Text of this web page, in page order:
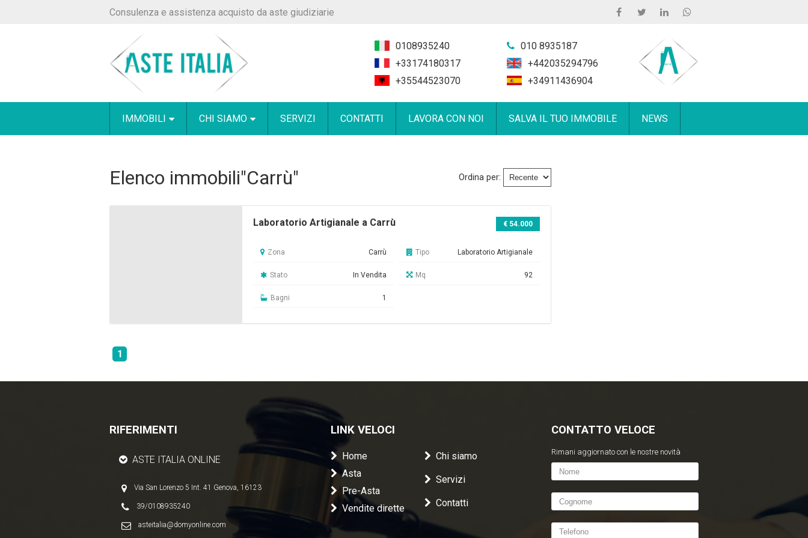
Consulenza e assistenza acquisto da aste giudiziarie
0108935240
+33174180317
+35544523070
010 8935187
+442035294796
+34911436904
IMMOBILI CHI SIAMO SERVIZI CONTATTI LAVORA CON NOI SALVA IL TUO IMMOBILE NEWS
Elenco immobili"Carrù" Ordina per:
Laboratorio Artigianale a Carrù € 54.000
Zona Carrù Tipo Laboratorio Artigianale
Stato In Vendita Mq 92
Bagni 1
1
RIFERIMENTI
ASTE ITALIA ONLINE
Via San Lorenzo 5 Int. 41 Genova, 16123
39/0108935240
asteitalia@domyonline.com
LINK VELOCI
Home
Asta
Pre-Asta
Vendite dirette
Chi siamo
Servizi
Contatti
CONTATTO VELOCE
Rimani aggiornato con le nostre novità